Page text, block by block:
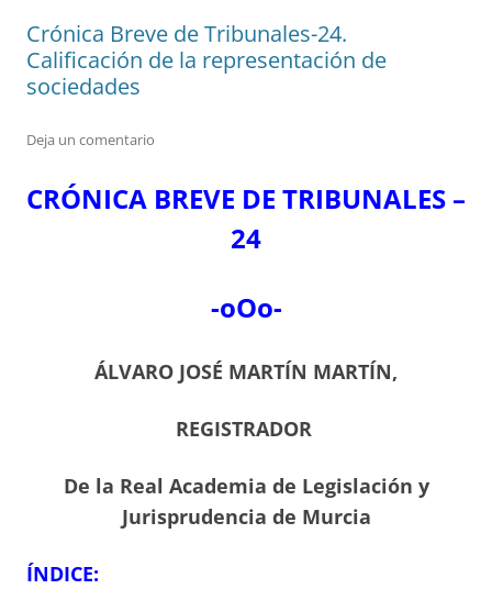
Crónica Breve de Tribunales-24.
Calificación de la representación de
sociedades
Deja un comentario
CRÓNICA BREVE DE TRIBUNALES –
24
-oOo-
ÁLVARO JOSÉ MARTÍN MARTÍN,
REGISTRADOR
De la Real Academia de Legislación y
Jurisprudencia de Murcia
ÍNDICE: